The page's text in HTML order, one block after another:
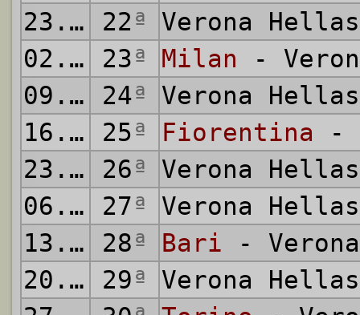
23.02.1986
22ª
Verona
02.03.1986
23ª Milan -
09.03.1986
24ª
Verona
16.03.1986
25ª Fiorentina -
23.03.1986
26ª
Verona
06.04.1986
27ª
Verona
13.04.1986
28ª Bari -
20.04.1986
29ª
Verona